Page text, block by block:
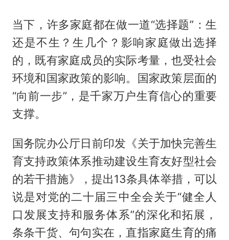
当下，许多家庭都在做一道“选择题”：生
还是不生？生几个？影响家庭做出选择
的，既有家庭成员的实际考量，也受社会
环境和国家政策的影响。国家政策层面的
“向前一步”，是千家万户生育信心的重要
支撑。
国务院办公厅日前印发《关于加快完善生
育支持政策体系推动建设生育友好型社会
的若干措施》，提出13条具体举措，可以
说是对党的二十届三中全会关于“健全人
口发展支持和服务体系”的深化和拓展，
条条干货、句句实在，直指家庭生育的痛